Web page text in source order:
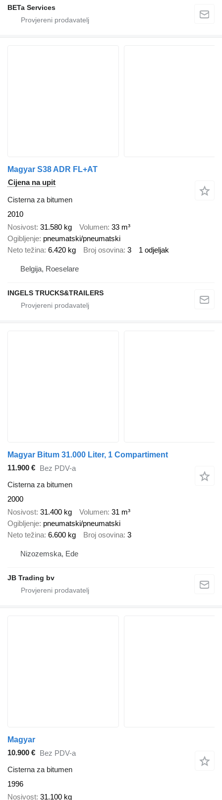
BETa Services
Magyar S38 ADR FL+AT
Cijena na upit
Cisterna za bitumen
2010
Nosivost 31.580 kg Volumen 33 m³
Ogibljenje pneumatski/pneumatski
Neto težina 6.420 kg Broj osovina 3 1 odjeljak
Belgija, Roeselare
INGELS TRUCKS&TRAILERS
Magyar Bitum 31.000 Liter, 1 Compartiment
11.900 € Bez PDV-a
Cisterna za bitumen
2000
Nosivost 31.400 kg Volumen 31 m³
Ogibljenje pneumatski/pneumatski
Neto težina 6.600 kg Broj osovina 3
Nizozemska, Ede
JB Trading bv
Magyar
10.900 € Bez PDV-a
Cisterna za bitumen
1996
Nosivost 31.100 kg